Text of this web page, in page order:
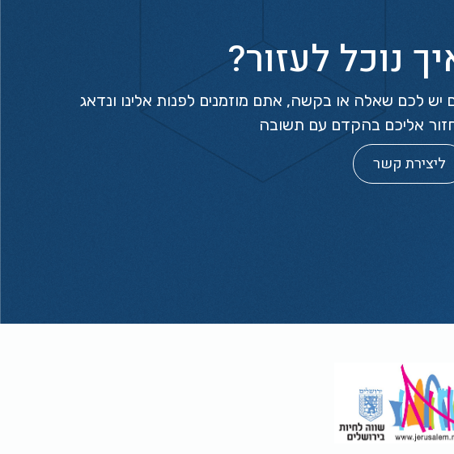
נוכל לעזור?
יש לכם שאלה או בקשה, אתם מוזמנים לפנות אלינו ונדאג
אליכם בהקדם עם תשובה
ליצירת קשר